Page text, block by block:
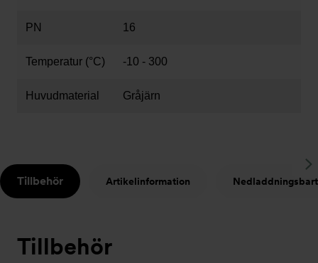
PN 16
Temperatur (°C) -10 - 300
Huvudmaterial Gråjärn
Tillbehör Artikelinformation Nedladdningsbart
Tillbehör